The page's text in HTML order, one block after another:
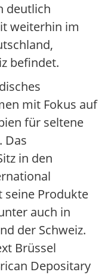
deutlich
weiterhin im
befindet.
mit Fokus auf
für seltene
Das
in den
Produkte
auch in
der Schweiz.
Brüssel
Depositary